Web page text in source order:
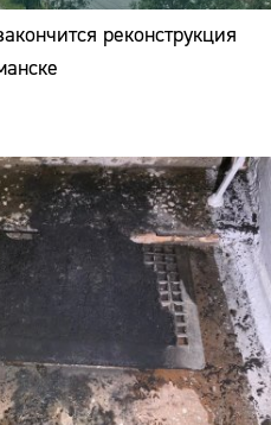
реконструкция